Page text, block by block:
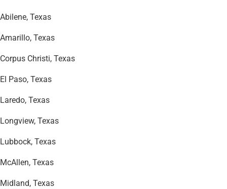
Abilene, Texas
Amarillo, Texas
Corpus Christi, Texas
El Paso, Texas
Laredo, Texas
Longview, Texas
Lubbock, Texas
McAllen, Texas
Midland, Texas